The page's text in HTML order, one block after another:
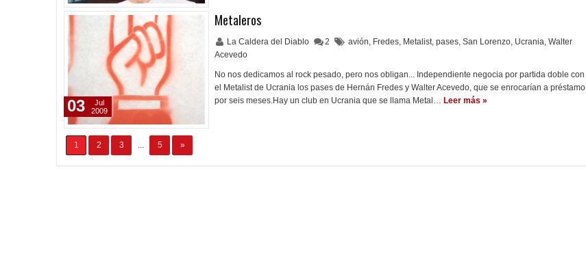
Metaleros
La Caldera del Diablo 2 avión, Fredes, Metalist, pases, San Lorenzo, Ucrania, Walter
Acevedo
No nos dedicamos al rock pesado, pero nos obligan... Independiente negocia por partida doble con
el Metalist de Ucrania los pases de Hernán Fredes y Walter Acevedo, que se enrocarían a préstamo
por seis meses.Hay un club en Ucrania que se llama Metal… Leer más »
03
Jul
2009
1 2 3 ... 5 »